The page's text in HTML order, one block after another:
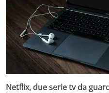
Netflix, due serie tv da